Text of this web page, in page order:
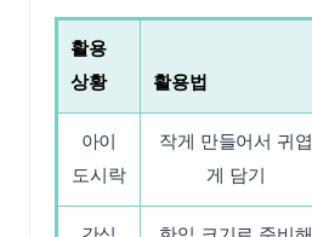
활용
상황
활용법
아이
도시락
작게 만들어서 귀엽
게 담기